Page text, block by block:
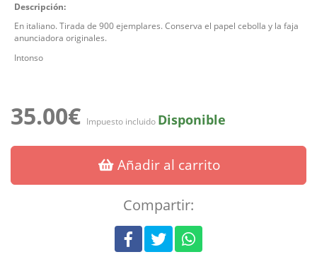
Descripción:
En italiano. Tirada de 900 ejemplares. Conserva el papel cebolla y la faja
anunciadora originales.
Intonso
35.00€ Impuesto incluido Disponible
Añadir al carrito
Compartir: